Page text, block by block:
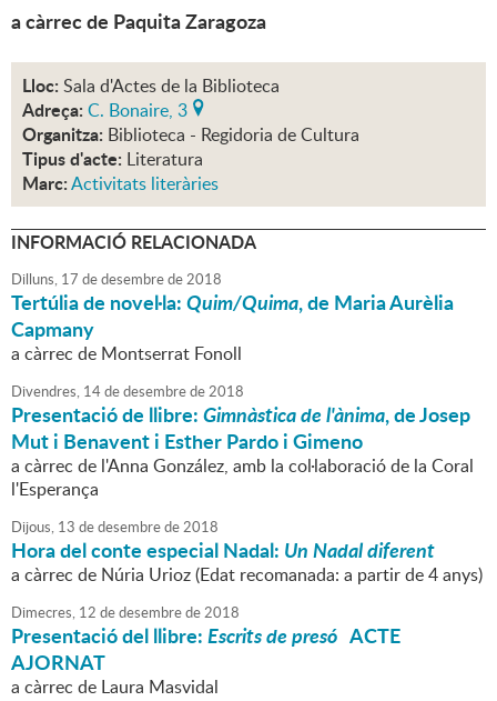
a càrrec de Paquita Zaragoza
Lloc: Sala d'Actes de la Biblioteca
Adreça: C. Bonaire, 3
Organitza: Biblioteca - Regidoria de Cultura
Tipus d'acte: Literatura
Marc:Activitats literàries
INFORMACIÓ RELACIONADA
Dilluns, 17 dedesembrede2018
Tertúlia de novel·la:Quim/Quima, de Maria Aurèlia
Capmany
a càrrec de Montserrat Fonoll
Divendres, 14dedesembrede2018
Presentació de llibre:Gimnàstica de l'ànima, de Josep
Mut i Benavent i Esther Pardo i Gimeno
a càrrec de l'Anna González, amb la col·laboració de la Coral
l'Esperança
Dijous, 13 dedesembrede2018
Hora del conte especial Nadal: Un Nadal diferent
a càrrec de Núria Urioz (Edat recomanada: a partir de 4 anys)
Dimecres, 12 dedesembrede2018
Presentació del llibre:Escrits de presó ACTE
AJORNAT
a càrrec de Laura Masvidal